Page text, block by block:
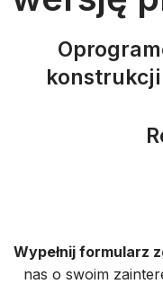
Wypełnij formularz
nas o swoim